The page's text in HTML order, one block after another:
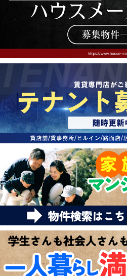
会社概要
メールでお問い合わせ